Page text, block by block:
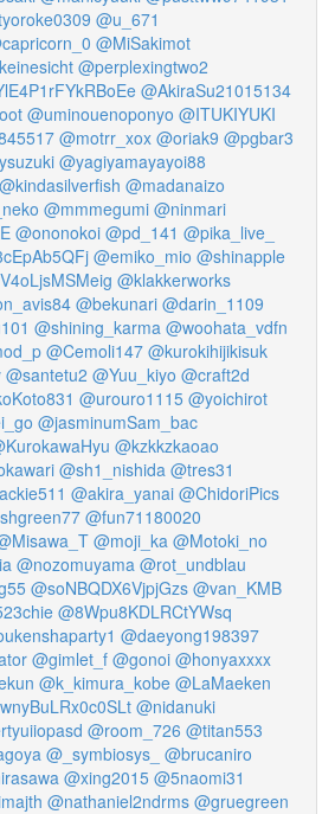
@u_671
@MiSakimot
@perplexingtwo2
@AkiraSu21015134
@uminouenoponyo @ITUKIYUKI
@motrr_xox @oriak9 @pgbar3
@yagiyamayayoi88
@kindasilverfish @madanaizo
@mmmegumi @ninmari
@ononokoi @pd_141 @pika_live_
@emiko_mio @shinapple
@klakkerworks
@bekunari @darin_1109
@shining_karma @woohata_vdfn
@Cemoli147 @kurokihijikisuk
@santetu2 @Yuu_kiyo @craft2d
@urouro1115 @yoichirot
@jasminumSam_bac
@kzkkzkaoao
@sh1_nishida @tres31
@akira_yanai @ChidoriPics
@fun71180020
@moji_ka @Motoki_no
@nozomuyama @rot_undblau
@soNBQDX6VjpjGzs @van_KMB
@8Wpu8KDLRCtYWsq
@daeyong198397
@gimlet_f @gonoi @honyaxxxx
@k_kimura_kobe @LaMaeken
@nidanuki
@room_726 @titan553
@_symbiosys_ @brucaniro
@xing2015 @5naomi31
@nathaniel2ndrms @gruegreen